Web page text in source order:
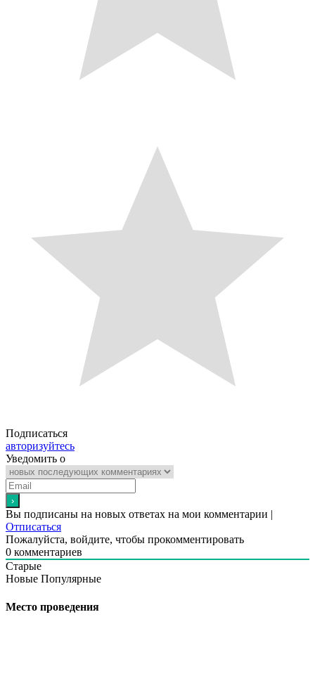
Подписаться
авторизуйтесь
Уведомить о
Вы подписаны на новых ответах на мои комментарии |
Отписаться
Пожалуйста, войдите, чтобы прокомментировать
0 комментариев
Старые
Новые Популярные
Место проведения